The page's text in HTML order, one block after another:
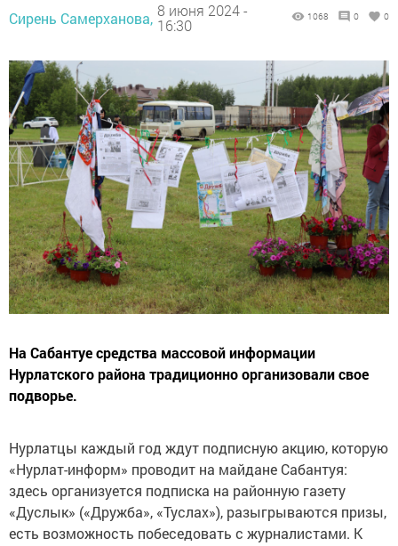
Сирень Самерханова, 8 июня 2024 -
16:30
1068 0 0
На Сабантуе средства массовой информации
Нурлатского района традиционно организовали свое
подворье.
Нурлатцы каждый год ждут подписную акцию, которую
«Нурлат-информ» проводит на майдане Сабантуя:
здесь организуется подписка на районную газету
«Дуслык» («Дружба», «Туслах»), разыгрываются призы,
есть возможность побеседовать с журналистами. К